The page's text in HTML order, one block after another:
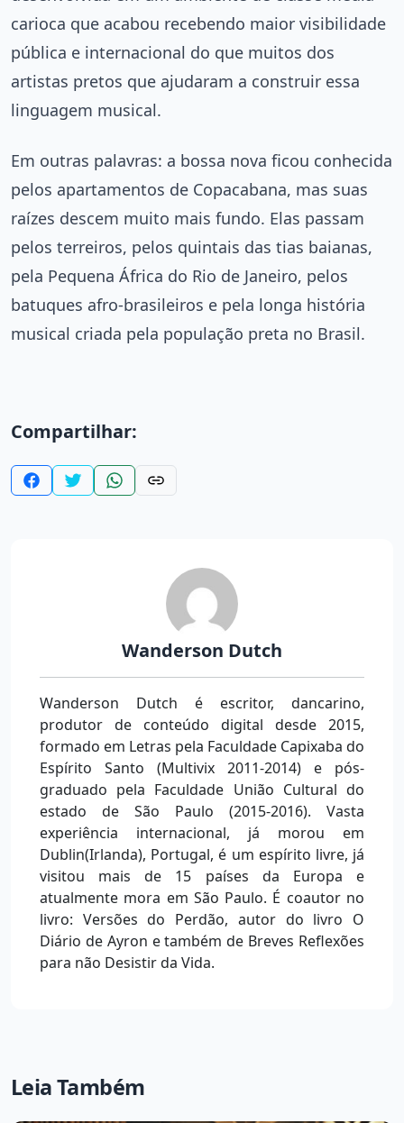
carioca que acabou recebendo maior visibilidade
pública e internacional do que muitos dos
artistas pretos que ajudaram a construir essa
linguagem musical.
Em outras palavras: a bossa nova ficou conhecida
pelos apartamentos de Copacabana, mas suas
raízes descem muito mais fundo. Elas passam
pelos terreiros, pelos quintais das tias baianas,
pela Pequena África do Rio de Janeiro, pelos
batuques afro-brasileiros e pela longa história
musical criada pela população preta no Brasil.
Compartilhar:
Wanderson Dutch
Wanderson Dutch é escritor, dancarino,
produtor de conteúdo digital desde 2015,
formado em Letras pela Faculdade Capixaba do
Espírito Santo (Multivix 2011-2014) e pós-
graduado pela Faculdade União Cultural do
estado de São Paulo (2015-2016). Vasta
experiência internacional, já morou em
Dublin(Irlanda), Portugal, é um espírito livre, já
visitou mais de 15 países da Europa e
atualmente mora em São Paulo. É coautor no
livro: Versões do Perdão, autor do livro O
Diário de Ayron e também de Breves Reflexões
para não Desistir da Vida.
Leia Também